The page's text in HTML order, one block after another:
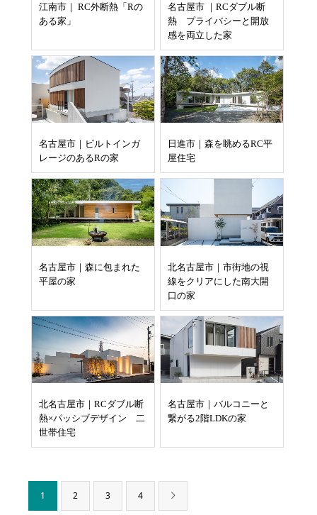
江南市｜ RC外断熱「Rの
ある家」
名古屋市 ｜RCダブル断
熱 プライバシーと開放
感を両立した家
名古屋市｜ビルトインガ
レージのあるRの家
日進市｜森を眺めるRC平
屋住宅
名古屋市｜森に包まれた
平屋の家
北名古屋市｜市街地の視
線をクリアにした南大開
口の家
北名古屋市｜RCダブル断
熱×パッシブデザイン 二
世帯住宅
名古屋市｜バルコニーと
繋がる2階LDKの家
1 2 3 4